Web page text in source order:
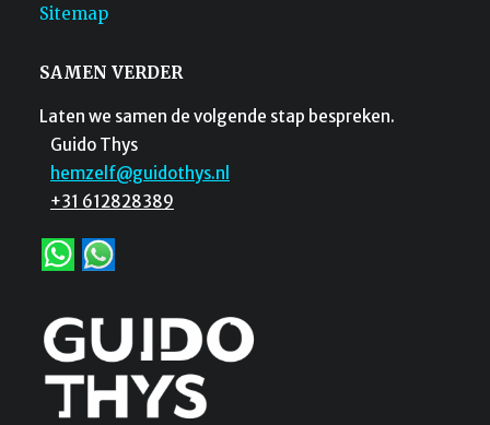
Sitemap
SAMEN VERDER
Laten we samen de volgende stap bespreken.
Guido Thys
hemzelf@guidothys.nl
+31 612828389